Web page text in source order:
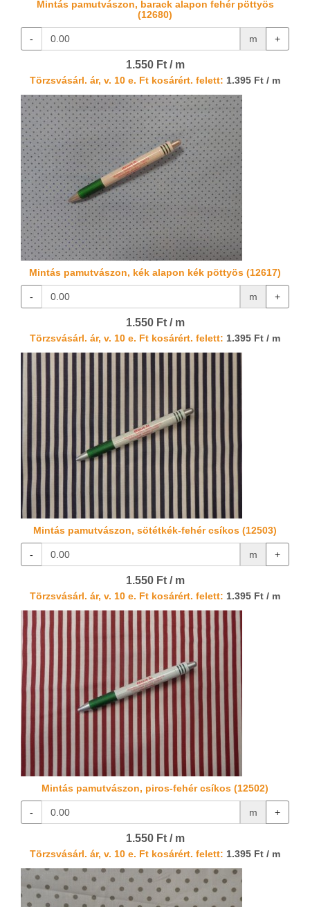
Mintás pamutvászon, barack alapon fehér pöttyös
(12680)
- m +
1.550 Ft / m
Törzsvásárl. ár, v. 10 e. Ft kosárért. felett: 1.395 Ft / m
Mintás pamutvászon, kék alapon kék pöttyös (12617)
- m +
1.550 Ft / m
Törzsvásárl. ár, v. 10 e. Ft kosárért. felett: 1.395 Ft / m
Mintás pamutvászon, sötétkék-fehér csíkos (12503)
- m +
1.550 Ft / m
Törzsvásárl. ár, v. 10 e. Ft kosárért. felett: 1.395 Ft / m
Mintás pamutvászon, piros-fehér csíkos (12502)
- m +
1.550 Ft / m
Törzsvásárl. ár, v. 10 e. Ft kosárért. felett: 1.395 Ft / m